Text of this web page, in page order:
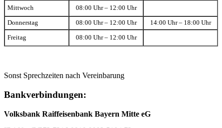
Mittwoch 08:00 Uhr – 12:00 Uhr
Donnerstag 08:00 Uhr – 12:00 Uhr 14:00 Uhr – 18:00 Uhr
Freitag 08:00 Uhr – 12:00 Uhr
Sonst Sprechzeiten nach Vereinbarung
Bankverbindungen:
Volksbank Raiffeisenbank Bayern Mitte eG